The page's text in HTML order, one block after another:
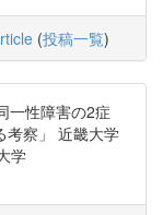
(投稿一覧)
一性障害の2症
考察」 近畿大学
学